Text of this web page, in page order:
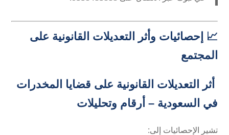
📈 إحصائيات وأثر التعديلات القانونية على
المجتمع
أثر التعديلات القانونية على قضايا المخدرات
في السعودية – أرقام وتحليلات
تشير الإحصائيات إلى: